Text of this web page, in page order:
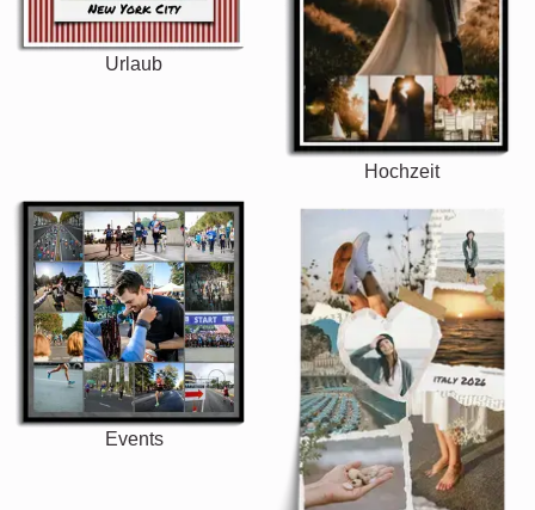
Urlaub
Hochzeit
Events